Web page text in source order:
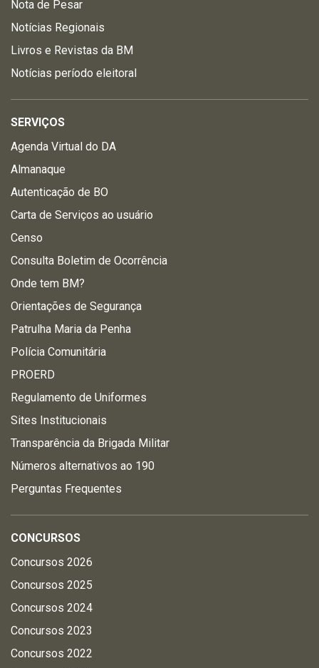
Nota de Pesar
Notícias Regionais
Livros e Revistas da BM
Notícias período eleitoral
SERVIÇOS
Agenda Virtual do DA
Almanaque
Autenticação de BO
Carta de Serviços ao usuário
Censo
Consulta Boletim de Ocorrência
Onde tem BM?
Orientações de Segurança
Patrulha Maria da Penha
Polícia Comunitária
PROERD
Regulamento de Uniformes
Sites Institucionais
Transparência da Brigada Militar
Números alternativos ao 190
Perguntas Frequentes
CONCURSOS
Concursos 2026
Concursos 2025
Concursos 2024
Concursos 2023
Concursos 2022